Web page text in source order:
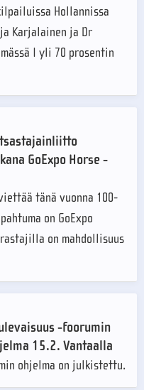
Hollannissa
Karjalainen ja Dr
I yli 70 prosentin
GoExpo Horse -
tänä vuonna 100-
on GoExpo
on mahdollisuus
-foorumin
15.2. Vantaalla
ohjelma on julkistettu.